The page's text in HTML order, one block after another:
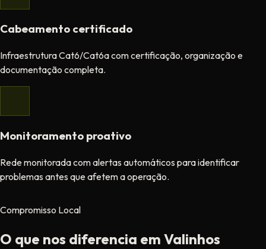
Cabeamento certificado
Infraestrutura Cat6/Cat6a com certificação, organização e
documentação completa.
Monitoramento proativo
Rede monitorada com alertas automáticos para identificar
problemas antes que afetem a operação.
Compromisso Local
O que nos diferencia em Valinhos